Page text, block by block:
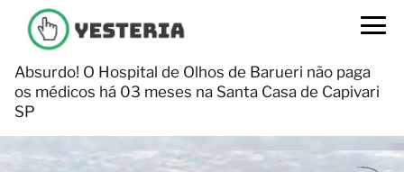
Absurdo! O Hospital de Olhos de Barueri não paga
os médicos há 03 meses na Santa Casa de Capivari
SP